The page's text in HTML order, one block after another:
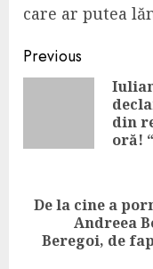
care ar putea
Continue
Reading
Previous
din
oră!
post:
De la cine a
Andreea
Beregoi, de